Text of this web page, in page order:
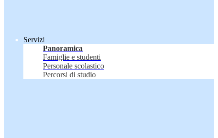
Servizi
Panoramica
Famiglie e studenti
Personale scolastico
Percorsi di studio